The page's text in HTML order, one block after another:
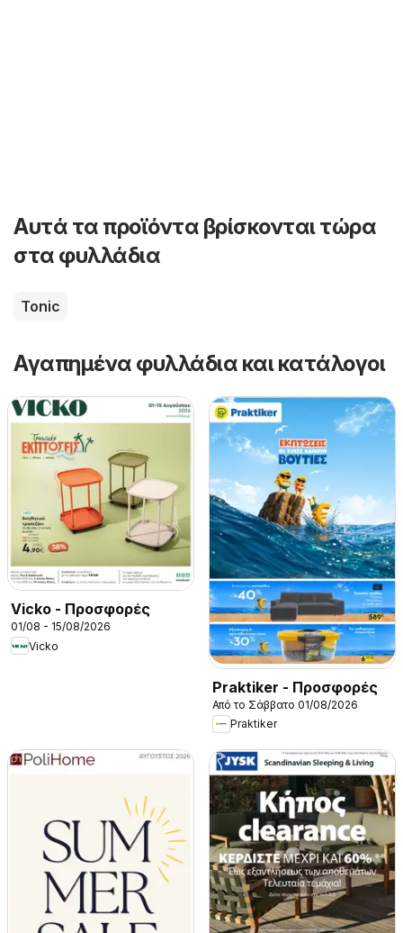
Αυτά τα προϊόντα βρίσκονται τώρα
στα φυλλάδια
Tonic
Αγαπημένα φυλλάδια και κατάλογοι
Vicko - Προσφορές
01/08 - 15/08/2026
Vicko
Praktiker - Προσφορές
Από το Σάββατο 01/08/2026
Praktiker